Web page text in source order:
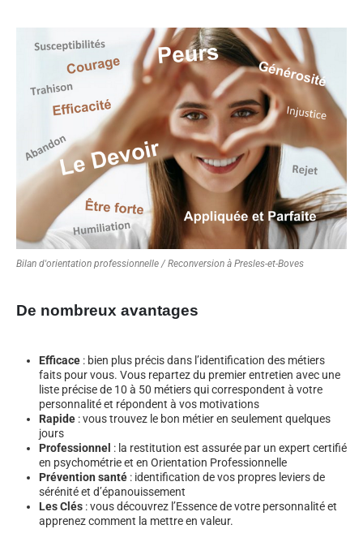
Bilan d'orientation professionnelle / Reconversion à Presles-et-Boves
De nombreux avantages
Efficace : bien plus précis dans l’identification des métiers
faits pour vous. Vous repartez du premier entretien avec une
liste précise de 10 à 50 métiers qui correspondent à votre
personnalité et répondent à vos motivations
Rapide : vous trouvez le bon métier en seulement quelques
jours
Professionnel : la restitution est assurée par un expert certifié
en psychométrie et en Orientation Professionnelle
Prévention santé : identification de vos propres leviers de
sérénité et d’épanouissement
Les Clés : vous découvrez l’Essence de votre personnalité et
apprenez comment la mettre en valeur.